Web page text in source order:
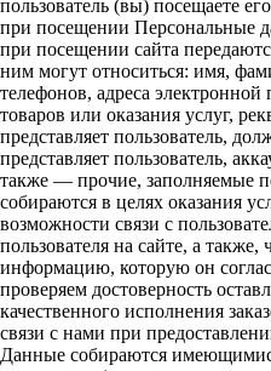
пользователь (вы) посещаете
при посещении Персональные
при посещении сайта
ним могут относиться: имя,
телефонов, адреса электронной
товаров или оказания услуг,
представляет пользователь,
представляет пользователь,
также — прочие, заполняемые
собираются в целях оказания
возможности связи с
пользователя на сайте, а
информацию, которую он
проверяем достоверность
качественного исполнения
связи с нами при
Данные собираются